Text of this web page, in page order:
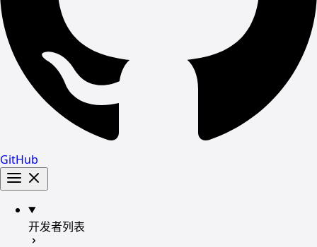
GitHub
开发者列表